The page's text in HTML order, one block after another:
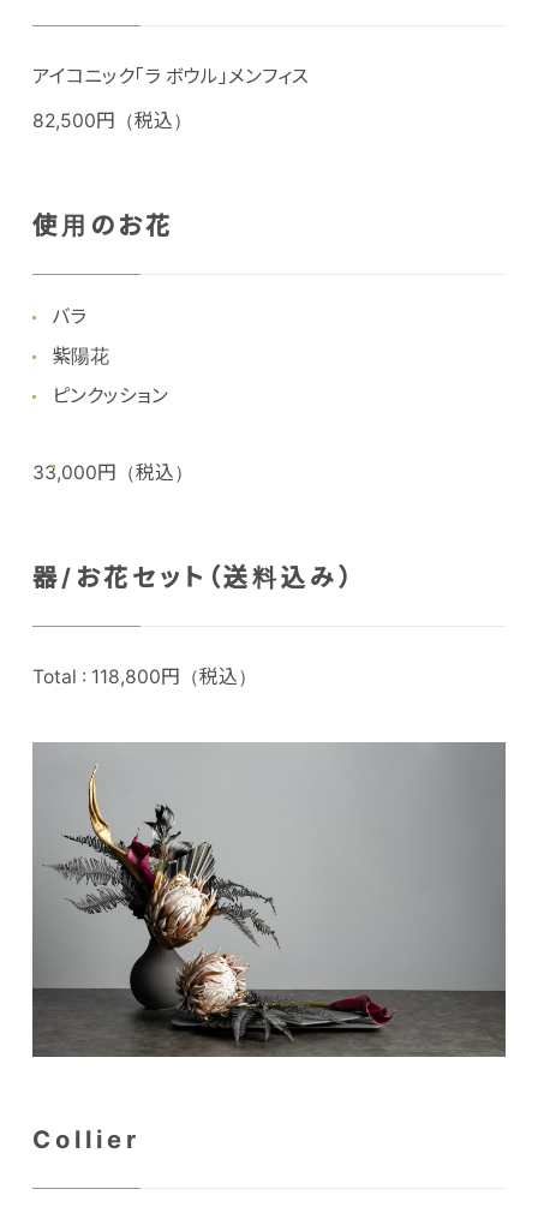
アイコニック「ラ ボウル」メンフィス
82,500円（税込）
使用のお花
バラ
紫陽花
ピンクッション
33,000円（税込）
器/お花セット（送料込み）
Total : 118,800円（税込）
Collier